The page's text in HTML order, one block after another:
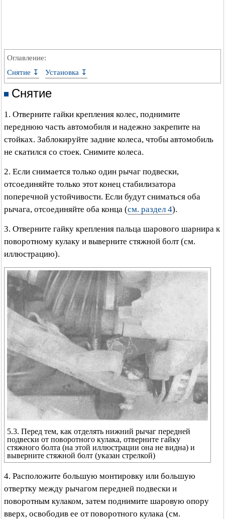
Оглавление:
Снятие ↧
Установка ↧
Снятие
1. Отверните гайки крепления колес, поднимите
переднюю часть автомобиля и надежно закрепите на
стойках. Заблокируйте задние колеса, чтобы автомобиль
не скатился со стоек. Снимите колеса.
2. Если снимается только один рычаг подвески,
отсоединяйте только этот конец стабилизатора
поперечной устойчивости. Если будут сниматься оба
рычага, отсоединяйте оба конца (см. раздел 4).
3. Отверните гайку крепления пальца шарового шарнира к
поворотному кулаку и выверните стяжной болт (см.
иллюстрацию).
5.3. Перед тем, как отделять нижний рычаг передней
подвески от поворотного кулака, отверните гайку
стяжного болта (на этой иллюстрации она не видна) и
выверните стяжной болт (указан стрелкой)
4. Расположите большую монтировку или большую
отвертку между рычагом передней подвески и
поворотным кулаком, затем поднимите шаровую опору
вверх, освободив ее от поворотного кулака (см.